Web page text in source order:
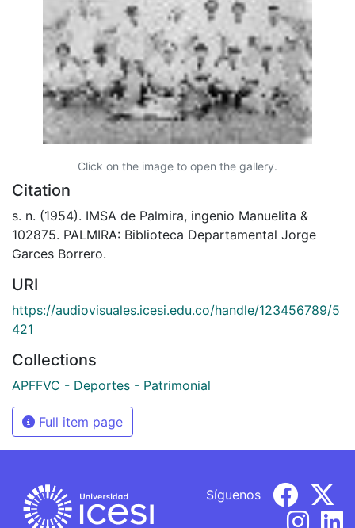
Click on the image to open the gallery.
Citation
s. n. (1954). IMSA de Palmira, ingenio Manuelita &
102875. PALMIRA: Biblioteca Departamental Jorge
Garces Borrero.
URI
https://audiovisuales.icesi.edu.co/handle/123456789/5
421
Collections
APFFVC - Deportes - Patrimonial
Full item page
Síguenos